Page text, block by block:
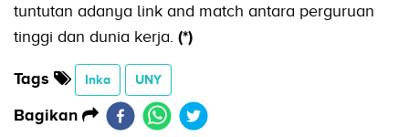
tuntutan adanya link and match antara perguruan
tinggi dan dunia kerja. (*)
Tags Inka UNY
Bagikan